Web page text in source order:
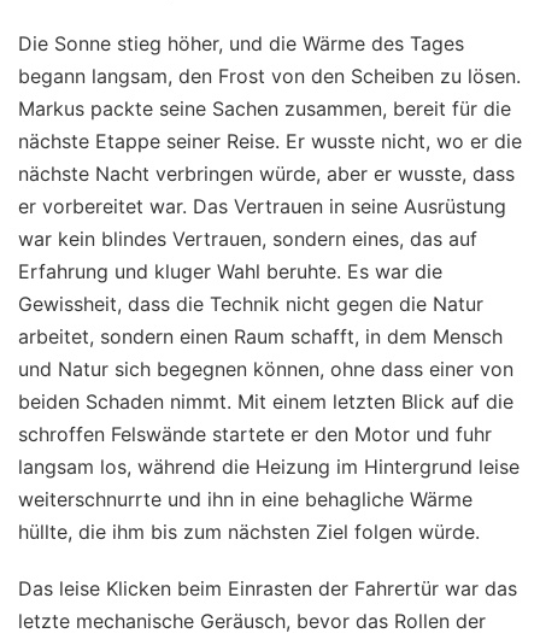
Die Sonne stieg höher, und die Wärme des Tages
begann langsam, den Frost von den Scheiben zu lösen.
Markus packte seine Sachen zusammen, bereit für die
nächste Etappe seiner Reise. Er wusste nicht, wo er die
nächste Nacht verbringen würde, aber er wusste, dass
er vorbereitet war. Das Vertrauen in seine Ausrüstung
war kein blindes Vertrauen, sondern eines, das auf
Erfahrung und kluger Wahl beruhte. Es war die
Gewissheit, dass die Technik nicht gegen die Natur
arbeitet, sondern einen Raum schafft, in dem Mensch
und Natur sich begegnen können, ohne dass einer von
beiden Schaden nimmt. Mit einem letzten Blick auf die
schroffen Felswände startete er den Motor und fuhr
langsam los, während die Heizung im Hintergrund leise
weiterschnurrte und ihn in eine behagliche Wärme
hüllte, die ihm bis zum nächsten Ziel folgen würde.
Das leise Klicken beim Einrasten der Fahrertür war das
letzte mechanische Geräusch, bevor das Rollen der